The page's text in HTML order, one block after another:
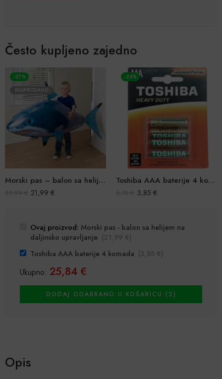
Često kupljeno zajedno
-27%
RASPRODANO
Morski pas – balon sa helijem na daljinsko upravljanje
29,99€ 21,99 €
-26%
Toshiba AAA baterije 4 komada
5,18€ 3,85 €
Ovaj proizvod: Morski pas - balon sa helijem na
daljinsko upravljanje
Toshiba AAA baterije 4 komada
Ukupno: 25,84 €
DODAJ ODABRANO U KOŠARICU (2)
Opis